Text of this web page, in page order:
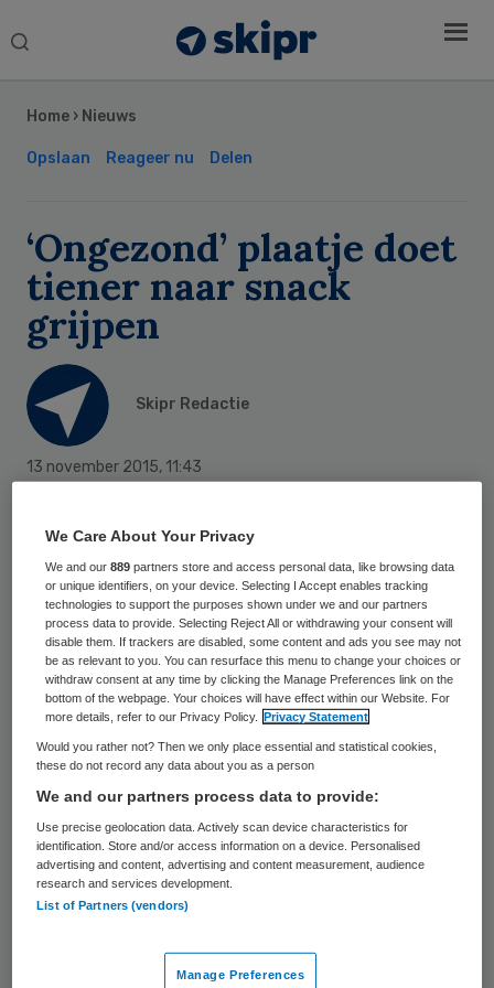
Search
Home › Nieuws
Opslaan Reageer nu Delen
‘Ongezond’ plaatje doet
tiener naar snack
grijpen
Skipr Redactie
13 november 2015, 11:43
Tieners kiezen eerder een ongezonde snack
wanneer ze daarvoor een afbeelding van
bijvoorbeeld chips of chocola hebben
gezien. Dat blijkt uit onderzoek onder
Amsterdamse scholieren uitgevoerd door
onderzoekers van de Universiteit van
Amsterdam (UvA) en Universiteit Leiden
(UL). Binnenkort worden de resultaten
gepubliceerd in het vakblad Appetite.
“Ons onderzoek bevestigt nog eens het
negatieve effect dat ongezonde
voedselreclame heeft op het keuzegedrag
zegt Sanne de Wit
Sidebar
We Care About Your Privacy
We and our889 partners store and access personal data, like browsing data
or unique identifiers, on your device. Selecting I Accept enables tracking
technologies to support the purposes shown under we and our partners
process data to provide. Selecting Reject All or withdrawing your consent will
disable them. If trackers are disabled, some content and ads you see may not
be as relevant to you. You can resurface this menu to change your choices or
withdraw consent at any time by clicking the Manage Preferences link on the
bottom of the webpage. Your choices will have effect within our Website. For
more details, refer to our Privacy Policy.
Privacy Statement
Would you rather not? Then we only place essential and statistical cookies,
these do not record any data about you as a person
We and our partners process data to provide:
Use precise geolocation data. Actively scan device characteristics for
identification. Store and/or access information on a device. Personalised
advertising and content, advertising and content measurement, audience
research and services development.
List of Partners (vendors)
Manage Preferences